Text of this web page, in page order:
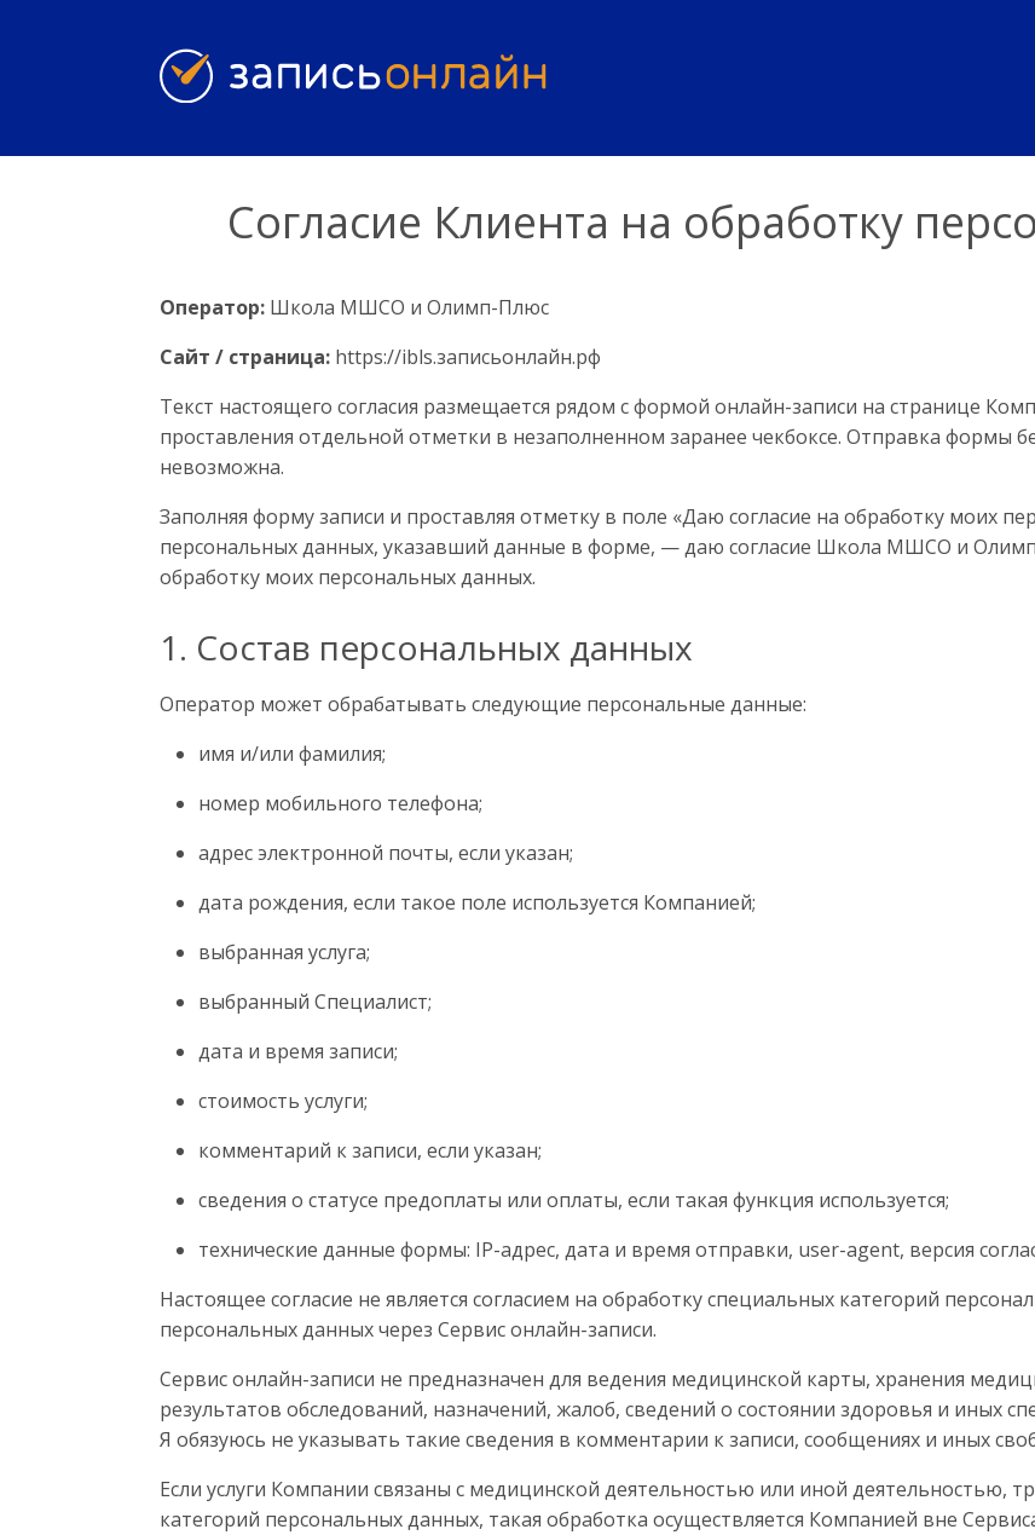
Согласие Клиента на обработку
Оператор: Школа МШСО и Олимп-Плюс
Сайт / страница: https://ibls.записьонлайн.рф
Текст настоящего согласия размещается рядом с формой онлайн-записи на странице
проставления отдельной отметки в незаполненном заранее чекбоксе. Отправка формы
невозможна.
Заполняя форму записи и проставляя отметку в поле «Даю согласие на обработку моих
персональных данных, указавший данные в форме, — даю согласие Школа МШСО и
обработку моих персональных данных.
1. Состав персональных данных
Оператор может обрабатывать следующие персональные данные:
имя и/или фамилия;
номер мобильного телефона;
адрес электронной почты, если указан;
дата рождения, если такое поле используется Компанией;
выбранная услуга;
выбранный Специалист;
дата и время записи;
стоимость услуги;
комментарий к записи, если указан;
сведения о статусе предоплаты или оплаты, если такая функция используется;
технические данные формы: IP-адрес, дата и время отправки, user-agent, версия
Настоящее согласие не является согласием на обработку специальных категорий
персональных данных через Сервис онлайн-записи.
Сервис онлайн-записи не предназначен для ведения медицинской карты, хранения
результатов обследований, назначений, жалоб, сведений о состоянии здоровья и иных
Я обязуюсь не указывать такие сведения в комментарии к записи, сообщениях и иных
Если услуги Компании связаны с медицинской деятельностью или иной деятельностью,
категорий персональных данных, такая обработка осуществляется Компанией вне